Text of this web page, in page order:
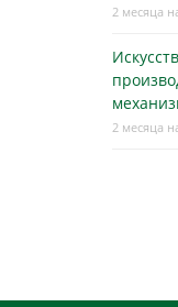
2 месяца
2 месяца